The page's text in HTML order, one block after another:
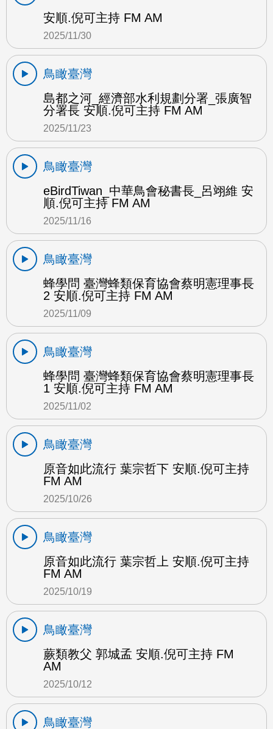
安順.倪可主持 FM AM
2025/11/30
鳥瞰臺灣
島都之河_經濟部水利規劃分署_張廣智
分署長 安順.倪可主持 FM AM
2025/11/23
鳥瞰臺灣
eBirdTiwan_中華鳥會秘書長_呂翊維 安
順.倪可主持 FM AM
2025/11/16
鳥瞰臺灣
蜂學問 臺灣蜂類保育協會蔡明憲理事長
2 安順.倪可主持 FM AM
2025/11/09
鳥瞰臺灣
蜂學問 臺灣蜂類保育協會蔡明憲理事長
1 安順.倪可主持 FM AM
2025/11/02
鳥瞰臺灣
原音如此流行 葉宗哲下 安順.倪可主持
FM AM
2025/10/26
鳥瞰臺灣
原音如此流行 葉宗哲上 安順.倪可主持
FM AM
2025/10/19
鳥瞰臺灣
蕨類教父 郭城孟 安順.倪可主持 FM
AM
2025/10/12
鳥瞰臺灣